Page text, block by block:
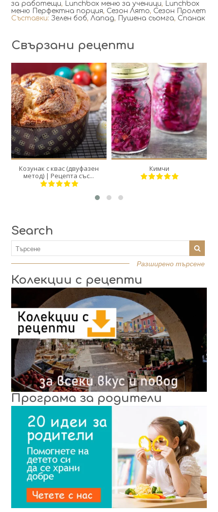
за работещи, Lunchbox меню за ученици, Lunchbox
меню Перфектна порция, Сезон Лято, Сезон Пролет
Съставки: Зелен боб, Лапад, Пушена сьомга, Спанак
Свързани рецепти
2
12
30 Min
Козунак с квас (двуфазен
метод) | Рецепта със...
2
20
Кимчи
Search
Разширено търсене
Колекции с рецепти
Програма за родители